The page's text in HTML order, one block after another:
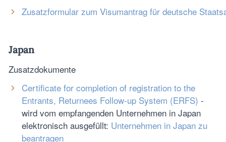
Zusatzformular zum Visumantrag für deutsche
Japan
Zusatzdokumente
Certificate for completion of registration to the
Entrants, Returnees Follow-up System (ERFS) -
wird vom empfangenden Unternehmen in Japan
elektronisch ausgefüllt: Unternehmen in Japan zu
beantragen